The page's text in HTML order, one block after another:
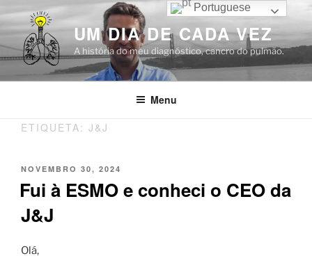
conteúdo
UM DIA DE CADA VEZ
A história do meu diagnóstico, cancro do pulmão.
Menu
ETIQUETA: J&J
PUBLICADO
NOVEMBRO 30, 2024
Fui à ESMO e conheci o CEO da
J&J
Olá,
Portuguese